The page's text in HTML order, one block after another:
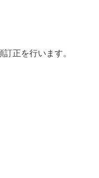
正を行います。